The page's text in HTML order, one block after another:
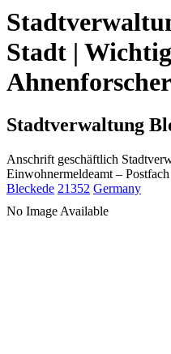
Stadt |
Ahnenforscher
Stadtverwaltung
Anschrift geschäftlich
Einwohnermeldeamt –
Bleckede 21352 Germany
No Image Available